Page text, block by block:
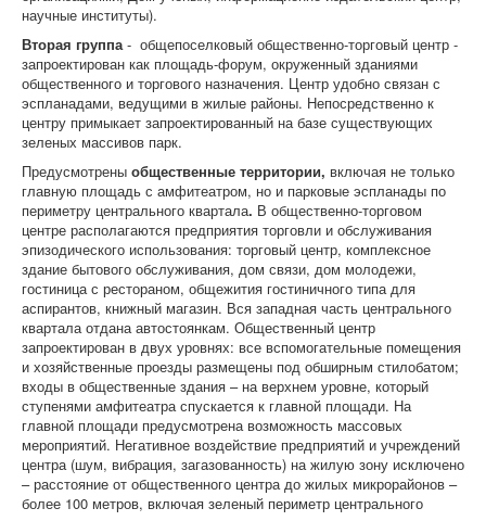
научные институты).
Вторая группа- общепоселковый общественно-торговый центр -
запроектирован как площадь-форум, окруженный зданиями
общественного и торгового назначения. Центр удобно связан с
эспланадами, ведущими в жилые районы. Непосредственно к
центру примыкает запроектированный на базе существующих
зеленых массивов парк.
Предусмотрены общественные территории, включая не только
главную площадь с амфитеатром, но и парковые эспланады по
периметру центрального квартала. В общественно-торговом
центре располагаются предприятия торговли и обслуживания
эпизодического использования: торговый центр, комплексное
здание бытового обслуживания, дом связи, дом молодежи,
гостиница с рестораном, общежития гостиничного типа для
аспирантов, книжный магазин. Вся западная часть центрального
квартала отдана автостоянкам. Общественный центр
запроектирован в двух уровнях: все вспомогательные помещения
и хозяйственные проезды размещены под обширным стилобатом;
входы в общественные здания – на верхнем уровне, который
ступенями амфитеатра спускается к главной площади. На
главной площади предусмотрена возможность массовых
мероприятий. Негативное воздействие предприятий и учреждений
центра (шум, вибрация, загазованность) на жилую зону исключено
– расстояние от общественного центра до жилых микрорайонов –
более 100 метров, включая зеленый периметр центрального